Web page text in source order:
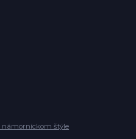
námorníckom štýle